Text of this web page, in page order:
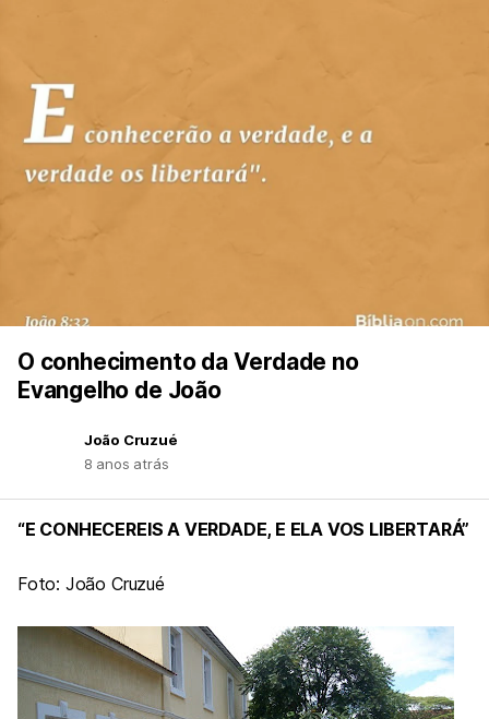
O conhecimento da Verdade no
Evangelho de João
João Cruzué
8 anos atrás
“E CONHECEREIS A VERDADE, E ELA VOS LIBERTARÁ”
Foto: João Cruzué